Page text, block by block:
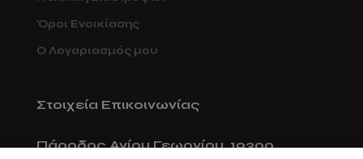
Όροι Ενοικίασης
Ο Λογαριασμός μου
Στοιχεία Επικοινωνίας
Πάροδος Αγίου Γεωργίου, 19300